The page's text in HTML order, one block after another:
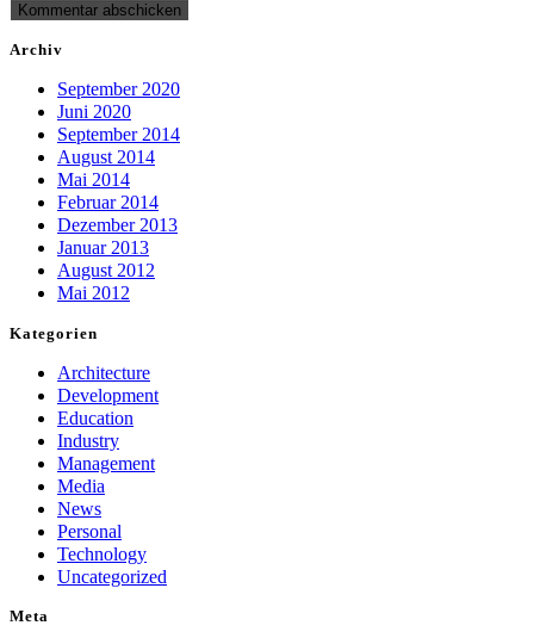
Archiv
September 2020
Juni 2020
September 2014
August 2014
Mai 2014
Februar 2014
Dezember 2013
Januar 2013
August 2012
Mai 2012
Kategorien
Architecture
Development
Education
Industry
Management
Media
News
Personal
Technology
Uncategorized
Meta